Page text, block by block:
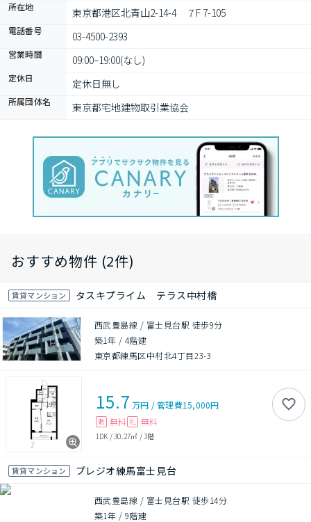
所在地 東京都港区北青山2-14-4　７F 7-105
電話番号 03-4500-2393
営業時間 09:00~19:00(なし)
定休日 定休日無し
所属団体名 東京都宅地建物取引業協会
おすすめ物件 (2件)
賃貸マンション タスキプライム テラス中村橋
西武豊島線 / 富士見台駅 徒歩9分
築1年 / 4階建
東京都練馬区中村北4丁目23-3
15.7 万円 /管理費15,000円
敷 無料 礼 無料
1DK /30.27㎡ /3階
賃貸マンション プレジオ練馬富士見台
西武豊島線 / 富士見台駅 徒歩14分
築1年 / 9階建